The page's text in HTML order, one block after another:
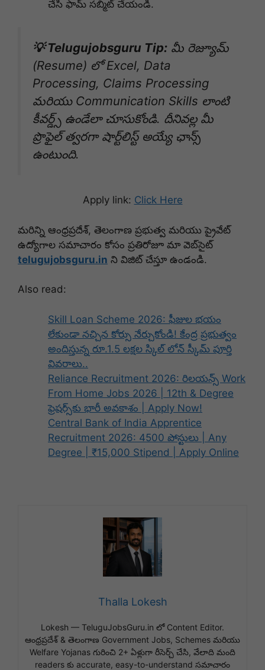
చేసి ఫామ్ సబ్మిట్ చేయండి.
💡 Telugujobsguru Tip: మీ రెజ్యూమ్
(Resume) లో Excel, Data
Processing, Claims Processing
మరియు Communication Skills లాంటి
కీవర్డ్స్ ఉండేలా చూసుకోండి. దీనివల్ల మీ
ప్రొఫైల్ త్వరగా షార్ట్‌లిస్ట్ అయ్యే ఛాన్స్
ఉంటుంది.
Apply link: Click Here
మరిన్ని ఆంధ్రప్రదేశ్, తెలంగాణ ప్రభుత్వ మరియు ప్రైవేట్
ఉద్యోగాల సమాచారం కోసం ప్రతిరోజూ మా వెబ్‌సైట్
telugujobsguru.in ని విజిట్ చేస్తూ ఉండండి.
Also read:
Skill Loan Scheme 2026: ఫీజుల భయం
లేకుండా నచ్చిన కోర్సు నేర్చుకోండి! కేంద్ర ప్రభుత్వం
అందిస్తున్న రూ.1.5 లక్షల స్కిల్ లోన్ స్కీమ్ పూర్తి
వివరాలు..
Reliance Recruitment 2026: రిలయన్స్ Work
From Home Jobs 2026 | 12th & Degree
ఫ్రెషర్స్‌కు భారీ అవకాశం | Apply Now!
Central Bank of India Apprentice
Recruitment 2026: 4500 పోస్టులు | Any
Degree | ₹15,000 Stipend | Apply Online
Thalla Lokesh
Lokesh — TeluguJobsGuru.in లో Content Editor.
ఆంధ్రప్రదేశ్ & తెలంగాణ Government Jobs, Schemes మరియు
Welfare Yojanas గురించి 2+ ఏళ్లుగా రీసెర్చ్ చేసి, వేలాది మంది
readers కు accurate, easy-to-understand సమాచారం